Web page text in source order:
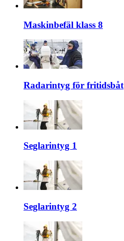
Maskinbefäl klass 8
Radarintyg för fritidsbåt
Seglarintyg 1
Seglarintyg 2